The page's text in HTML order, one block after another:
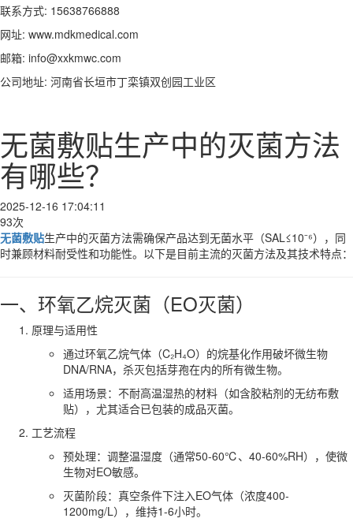
联系方式: 15638766888
网址: www.mdkmedical.com
邮箱: info@xxkmwc.com
公司地址: 河南省长垣市丁栾镇双创园工业区
无菌敷贴生产中的灭菌方法
有哪些？
2025-12-16 17:04:11
93次
无菌敷贴生产中的灭菌方法需确保产品达到无菌水平（SAL≤10⁻⁶），同
时兼顾材料耐受性和功能性。以下是目前主流的灭菌方法及其技术特点：
一、环氧乙烷灭菌（EO灭菌）
原理与适用性
通过环氧乙烷气体（C₂H₄O）的烷基化作用破坏微生物
DNA/RNA，杀灭包括芽孢在内的所有微生物。
适用场景：不耐高温湿热的材料（如含胶粘剂的无纺布敷
贴），尤其适合已包装的成品灭菌。
工艺流程
预处理：调整温湿度（通常50-60℃、40-60%RH），使微
生物对EO敏感。
灭菌阶段：真空条件下注入EO气体（浓度400-
1200mg/L），维持1-6小时。